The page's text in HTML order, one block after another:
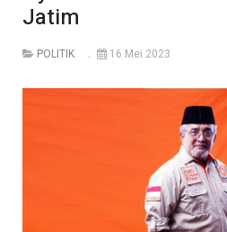
Jatim
POLITIK 16 Mei 2023